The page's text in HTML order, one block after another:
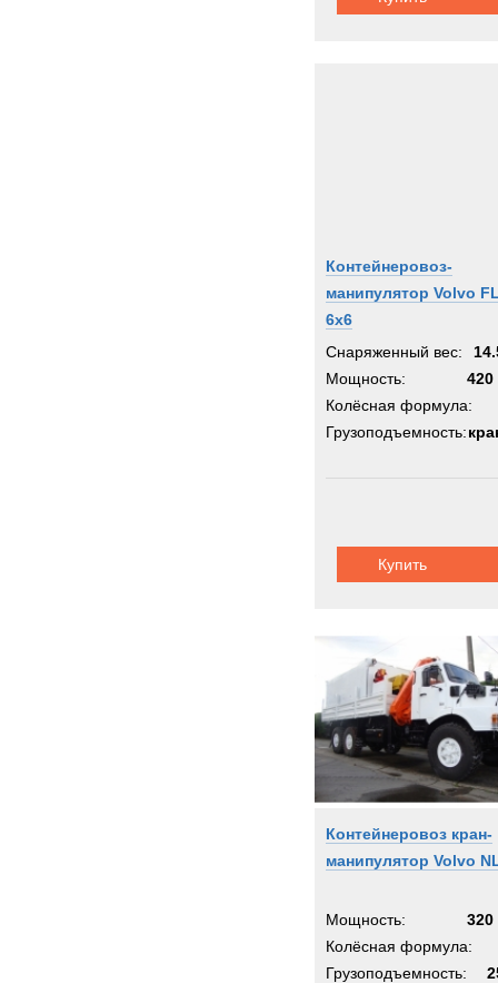
Контейнеровоз-
манипулятор Volvo
6x6
Снаряженный вес:
Мощность:
420
Колёсная формула:
Грузоподъемность:
Купить
Контейнеровоз кран-
манипулятор Volvo
Мощность:
320
Колёсная формула:
Грузоподъемность: